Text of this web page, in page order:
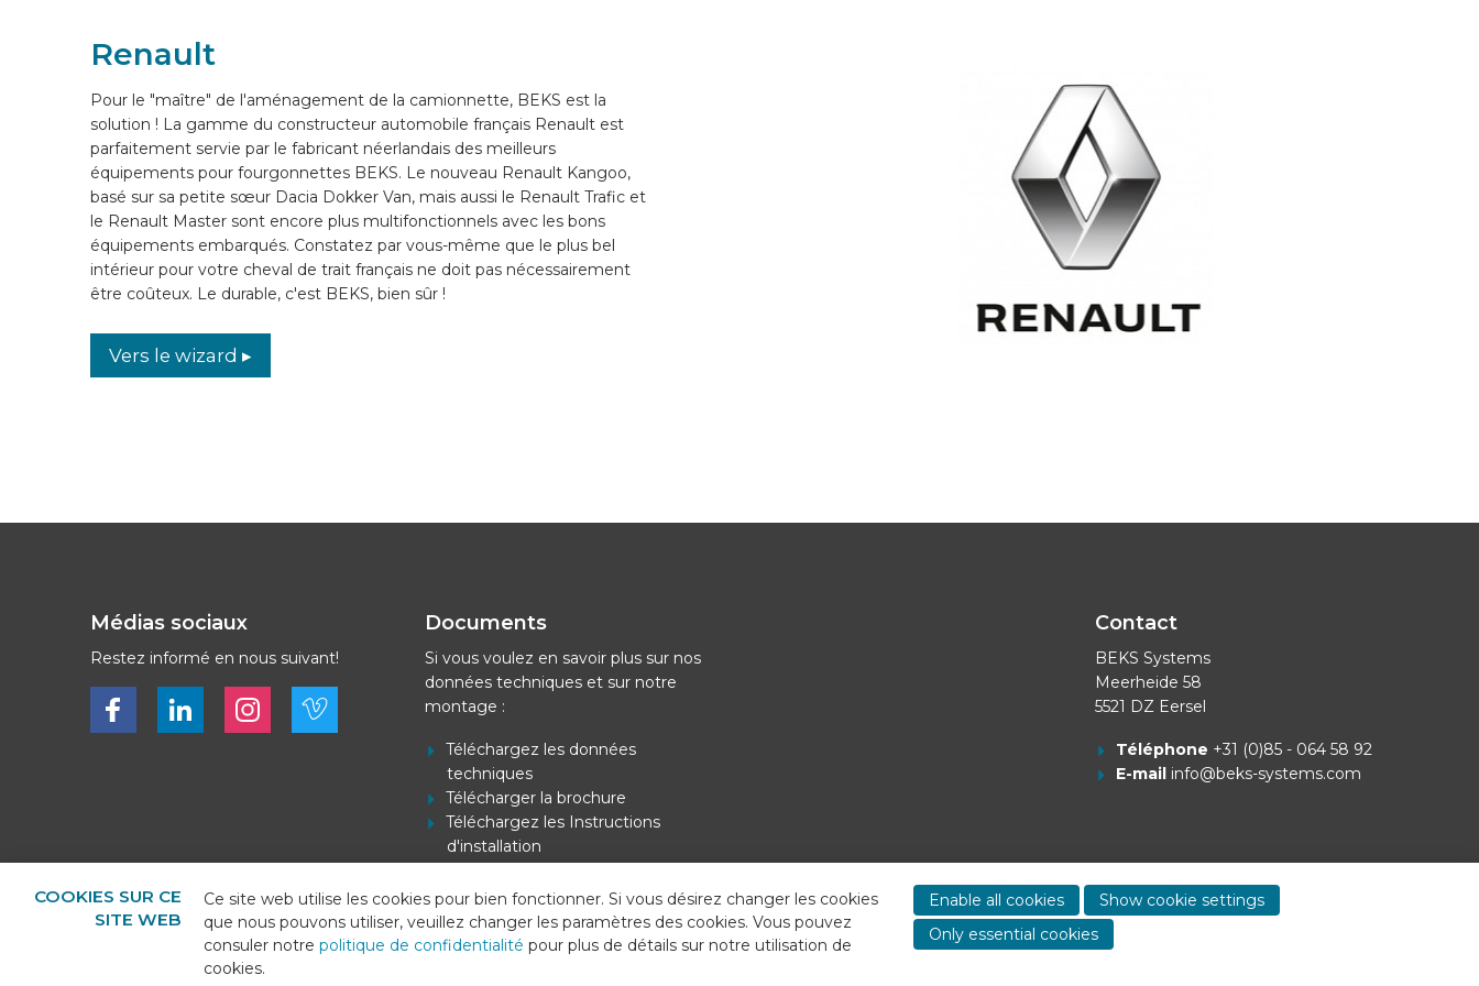
WIZARD EN LIGNE
FR
Renault
Pour le "maître" de l'aménagement de la camionnette, BEKS est la
solution ! La gamme du constructeur automobile français Renault est
parfaitement servie par le fabricant néerlandais des meilleurs
équipements pour fourgonnettes BEKS. Le nouveau Renault Kangoo,
basé sur sa petite sœur Dacia Dokker Van, mais aussi le Renault Trafic et
le Renault Master sont encore plus multifonctionnels avec les bons
équipements embarqués. Constatez par vous-même que le plus bel
intérieur pour votre cheval de trait français ne doit pas nécessairement
être coûteux. Le durable, c'est BEKS, bien sûr !
Vers le wizard ▸
Médias sociaux
Restez informé en nous suivant!
Bekijk ons op FacebookBekijk ons op LinkedInBekijk ons op LinkedInBekijk ons op Vimeo
Documents
Si vous voulez en savoir plus sur nos
données techniques et sur notre
montage :
Téléchargez les données
techniques
Télécharger la brochure
Téléchargez les Instructions
d'installation
électrique du refroidissement
Contact
BEKS Systems
Meerheide 58
5521 DZ Eersel
Téléphone +31 (0)85 - 064 58 92
E-mail info@beks-systems.com
COOKIES SUR CE
SITE WEB
Ce site web utilise les cookies pour bien fonctionner. Si vous désirez changer les cookies
que nous pouvons utiliser, veuillez changer les paramètres des cookies. Vous pouvez
consuler notre politique de confidentialité pour plus de détails sur notre utilisation de
cookies.
Enable all cookies
Show cookie settings
Only essential cookies